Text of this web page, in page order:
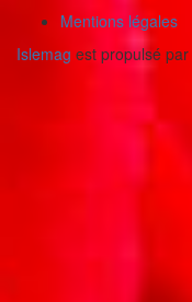
Mentions légales
Islemag est propulsé par